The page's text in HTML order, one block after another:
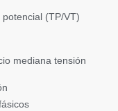
(TP/VT)
mediana tensión